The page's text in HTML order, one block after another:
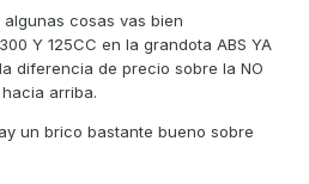
cosas vas bien
Y 125CC en la grandota ABS YA
diferencia de precio sobre la NO
arriba.
un brico bastante bueno sobre